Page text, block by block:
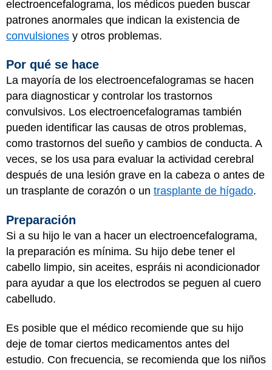
electroencefalograma, los médicos pueden buscar
patrones anormales que indican la existencia de
convulsiones y otros problemas.
Por qué se hace
La mayoría de los electroencefalogramas se hacen
para diagnosticar y controlar los trastornos
convulsivos. Los electroencefalogramas también
pueden identificar las causas de otros problemas,
como trastornos del sueño y cambios de conducta. A
veces, se los usa para evaluar la actividad cerebral
después de una lesión grave en la cabeza o antes de
un trasplante de corazón o un trasplante de hígado.
Preparación
Si a su hijo le van a hacer un electroencefalograma,
la preparación es mínima. Su hijo debe tener el
cabello limpio, sin aceites, espráis ni acondicionador
para ayudar a que los electrodos se peguen al cuero
cabelludo.
Es posible que el médico recomiende que su hijo
deje de tomar ciertos medicamentos antes del
estudio. Con frecuencia, se recomienda que los niños